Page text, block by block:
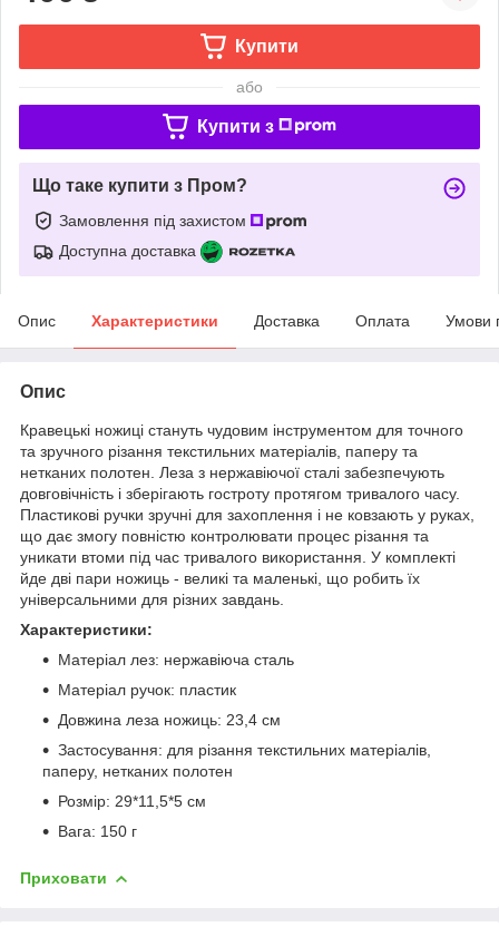
Купити
або
Купити з
Що таке купити з Пром?
Замовлення під захистом
Доступна доставка
Опис Характеристики Доставка Оплата Умови
Опис
Кравецькі ножиці стануть чудовим інструментом для точного
та зручного різання текстильних матеріалів, паперу та
нетканих полотен. Леза з нержавіючої сталі забезпечують
довговічність і зберігають гостроту протягом тривалого часу.
Пластикові ручки зручні для захоплення і не ковзають у руках,
що дає змогу повністю контролювати процес різання та
уникати втоми під час тривалого використання. У комплекті
йде дві пари ножиць - великі та маленькі, що робить їх
універсальними для різних завдань.
Характеристики:
Матеріал лез: нержавіюча сталь
Матеріал ручок: пластик
Довжина леза ножиць: 23,4 см
Застосування: для різання текстильних матеріалів,
паперу, нетканих полотен
Розмір: 29*11,5*5 см
Вага: 150 г
Приховати